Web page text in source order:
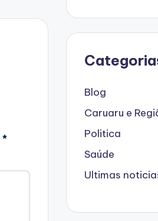
*
Blog
Caruaru e
Politica
Saúde
Ultimas